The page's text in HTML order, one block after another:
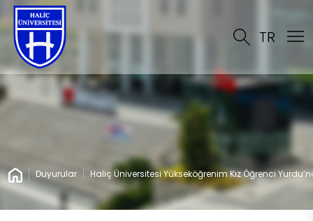
TR
Duyurular Haliç Üniversitesi Yükseköğrenim Kız Öğrenci